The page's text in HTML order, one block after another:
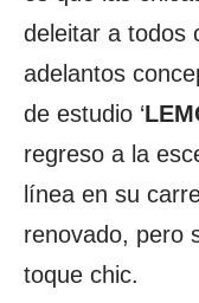
deleitar a todos
adelantos
de estudio ‘
regreso a la
línea en su
renovado, pero
toque chic.